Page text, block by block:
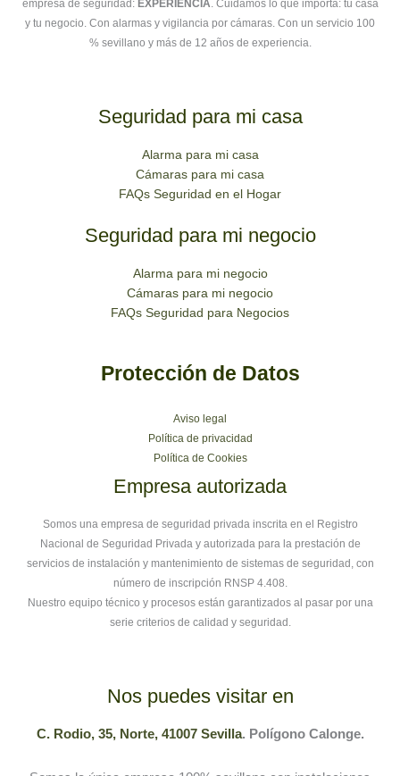
empresa de seguridad: EXPERIENCIA. Cuidamos lo que importa: tu casa
y tu negocio. Con alarmas y vigilancia por cámaras. Con un servicio 100
% sevillano y más de 12 años de experiencia.
Seguridad para mi casa
Alarma para mi casa
Cámaras para mi casa
FAQs Seguridad en el Hogar
Seguridad para mi negocio
Alarma para mi negocio
Cámaras para mi negocio
FAQs Seguridad para Negocios
Protección de Datos
Aviso legal
Política de privacidad
Política de Cookies
Empresa autorizada
Somos una empresa de seguridad privada inscrita en el Registro
Nacional de Seguridad Privada y autorizada para la prestación de
servicios de instalación y mantenimiento de sistemas de seguridad, con
número de inscripción RNSP 4.408.
Nuestro equipo técnico y procesos están garantizados al pasar por una
serie criterios de calidad y seguridad.
Nos puedes visitar en
C. Rodio, 35, Norte, 41007 Sevilla. Polígono Calonge.